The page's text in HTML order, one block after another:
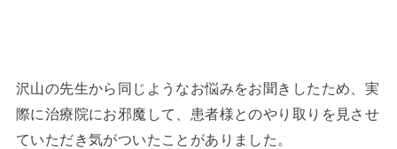
沢山の先生から同じようなお悩みをお聞きしたため、実
際に治療院にお邪魔して、患者様とのやり取りを見させ
ていただき気がついたことがありました。